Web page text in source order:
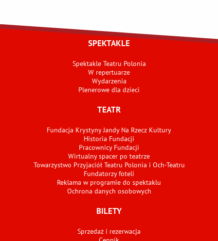
SPEKTAKLE
Spektakle Teatru Polonia
W repertuarze
Wydarzenia
Plenerowe dla dzieci
TEATR
Fundacja Krystyny Jandy Na Rzecz Kultury
Historia Fundacji
Pracownicy Fundacji
Wirtualny spacer po teatrze
Towarzystwo Przyjaciół Teatru Polonia i Och-Teatru
Fundatorzy foteli
Reklama w programie do spektaklu
Ochrona danych osobowych
BILETY
Sprzedaż i rezerwacja